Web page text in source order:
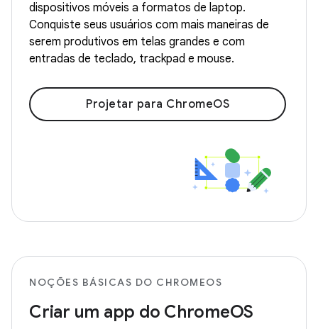
dispositivos móveis a formatos de laptop.
Conquiste seus usuários com mais maneiras de
serem produtivos em telas grandes e com
entradas de teclado, trackpad e mouse.
Projetar para ChromeOS
NOÇÕES BÁSICAS DO CHROMEOS
Criar um app do ChromeOS